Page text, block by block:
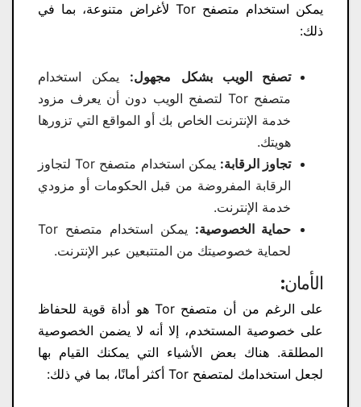
يمكن استخدام متصفح Tor لأغراض متنوعة، بما في
ذلك:
تصفح الويب بشكل مجهول: يمكن استخدام
متصفح Tor لتصفح الويب دون أن يعرف مزود
خدمة الإنترنت الخاص بك أو المواقع التي تزورها
هويتك.
تجاوز الرقابة:
يمكن استخدام متصفح Tor لتجاوز
الرقابة المفروضة من قبل الحكومات أو مزودي
خدمة الإنترنت.
حماية الخصوصية:
يمكن استخدام متصفح Tor
لحماية خصوصيتك من المتتبعين عبر الإنترنت.
الأمان:
على الرغم من أن متصفح Tor هو أداة قوية للحفاظ
على خصوصية المستخدم، إلا أنه لا يضمن الخصوصية
المطلقة. هناك بعض الأشياء التي يمكنك القيام بها
لجعل استخدامك لمتصفح Tor أكثر أمانًا، بما في ذلك: